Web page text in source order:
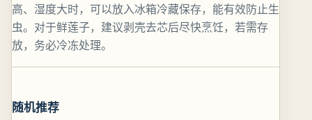
高、湿度大时，可以放入冰箱冷藏保存，能有效防止生
虫。对于鲜莲子，建议剥壳去芯后尽快烹饪，若需存
放，务必冷冻处理。
随机推荐